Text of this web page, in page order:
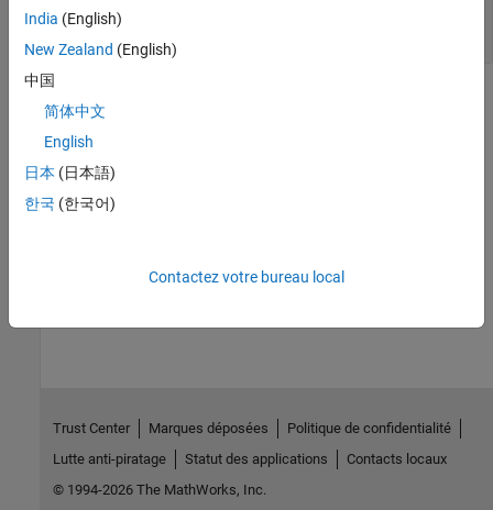
featureObj
object
Version History
Introduced in R2015a
See Also
How useful was this information?
India (English)
New Zealand (English)
中国
简体中文
English
日本 (日本語)
한국 (한국어)
Contactez votre bureau local
Trust Center Marques déposées
Politique de confidentialité
Lutte anti-piratage
Statut des applications
Contacts locaux
© 1994-2026 The MathWorks, Inc.